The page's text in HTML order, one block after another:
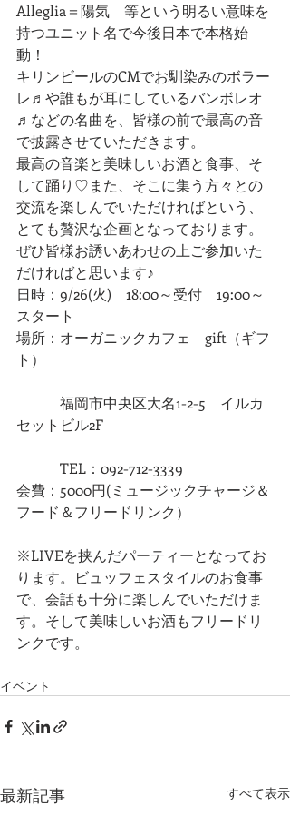
Alleglia＝陽気　等という明るい意味を
持つユニット名で今後日本で本格始
動！
キリンビールのCMでお馴染みのボラー
レ♬や誰もが耳にしているバンボレオ
♬などの名曲を、皆様の前で最高の音
で披露させていただきます。
最高の音楽と美味しいお酒と食事、そ
して踊り♡また、そこに集う方々との
交流を楽しんでいただければという、
とても贅沢な企画となっております。
ぜひ皆様お誘いあわせの上ご参加いた
だければと思います♪
日時：9/26(火)　18:00～受付　19:00～
スタート
場所：オーガニックカフェ　gift（ギフ
ト）
福岡市中央区大名1-2-5　イルカ
セットビル2F
TEL：092-712-3339
会費：5000円(ミュージックチャージ＆
フード＆フリードリンク）
※LIVEを挟んだパーティーとなってお
ります。ビュッフェスタイルのお食事
で、会話も十分に楽しんでいただけま
す。そして美味しいお酒もフリードリ
ンクです。
イベント
最新記事 すべて表示